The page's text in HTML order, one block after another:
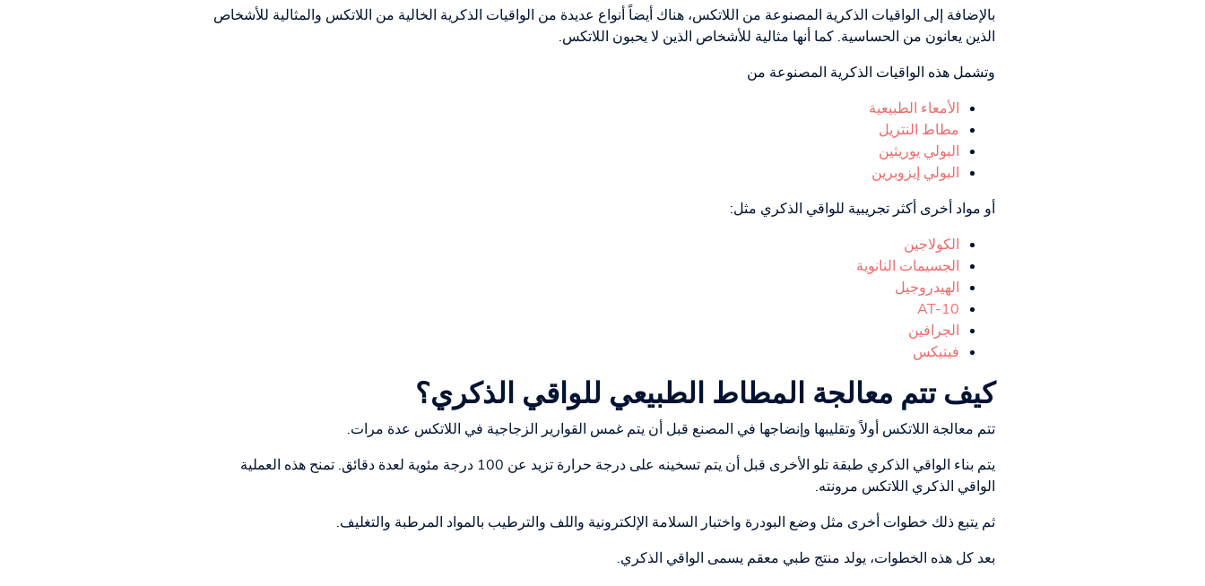
بالإضافة إلى الواقيات الذكرية المصنوعة من اللاتكس، هناك أيضاً أنواع عديدة من الواقيات الذكرية الخالية من اللاتكس والمثالية للأشخاص
الذين يعانون من الحساسية. كما أنها مثالية للأشخاص الذين لا يحبون اللاتكس.
وتشمل هذه الواقيات الذكرية المصنوعة من
الأمعاء الطبيعية
مطاط النتريل
البولي يوريثين
البولي إيزوبرين
أو مواد أخرى أكثر تجريبية للواقي الذكري مثل:
الكولاجين
الجسيمات النانوية
الهيدروجيل
AT-10
الجرافين
فيتيكس
كيف تتم معالجة المطاط الطبيعي للواقي الذكري؟
تتم معالجة اللاتكس أولاً وتقليبها وإنضاجها في المصنع قبل أن يتم غمس القوارير الزجاجية في اللاتكس عدة مرات.
يتم بناء الواقي الذكري طبقة تلو الأخرى قبل أن يتم تسخينه على درجة حرارة تزيد عن 100 درجة مئوية لعدة دقائق. تمنح هذه العملية
الواقي الذكري اللاتكس مرونته.
ثم يتبع ذلك خطوات أخرى مثل وضع البودرة واختبار السلامة الإلكترونية واللف والترطيب بالمواد المرطبة والتغليف.
بعد كل هذه الخطوات، يولد منتج طبي معقم يسمى الواقي الذكري.